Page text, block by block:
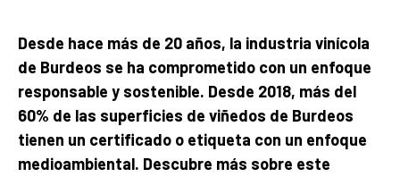
Desde hace más de 20 años, la industria vinícola
de Burdeos se ha comprometido con un enfoque
responsable y sostenible. Desde 2018, más del
60% de las superficies de viñedos de Burdeos
tienen un certificado o etiqueta con un enfoque
medioambiental. Descubre más sobre este